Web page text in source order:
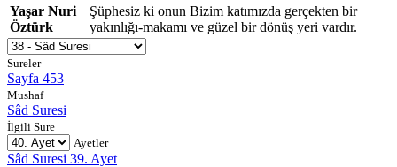
Yaşar Nuri
Öztürk
Şüphesiz ki onun Bizim katımızda gerçekten bir
yakınlığı-makamı ve güzel bir dönüş yeri vardır.
Sureler
Sayfa 453
Mushaf
Sâd Suresi
İlgili Sure
Ayetler
Sâd Suresi 39. Ayet